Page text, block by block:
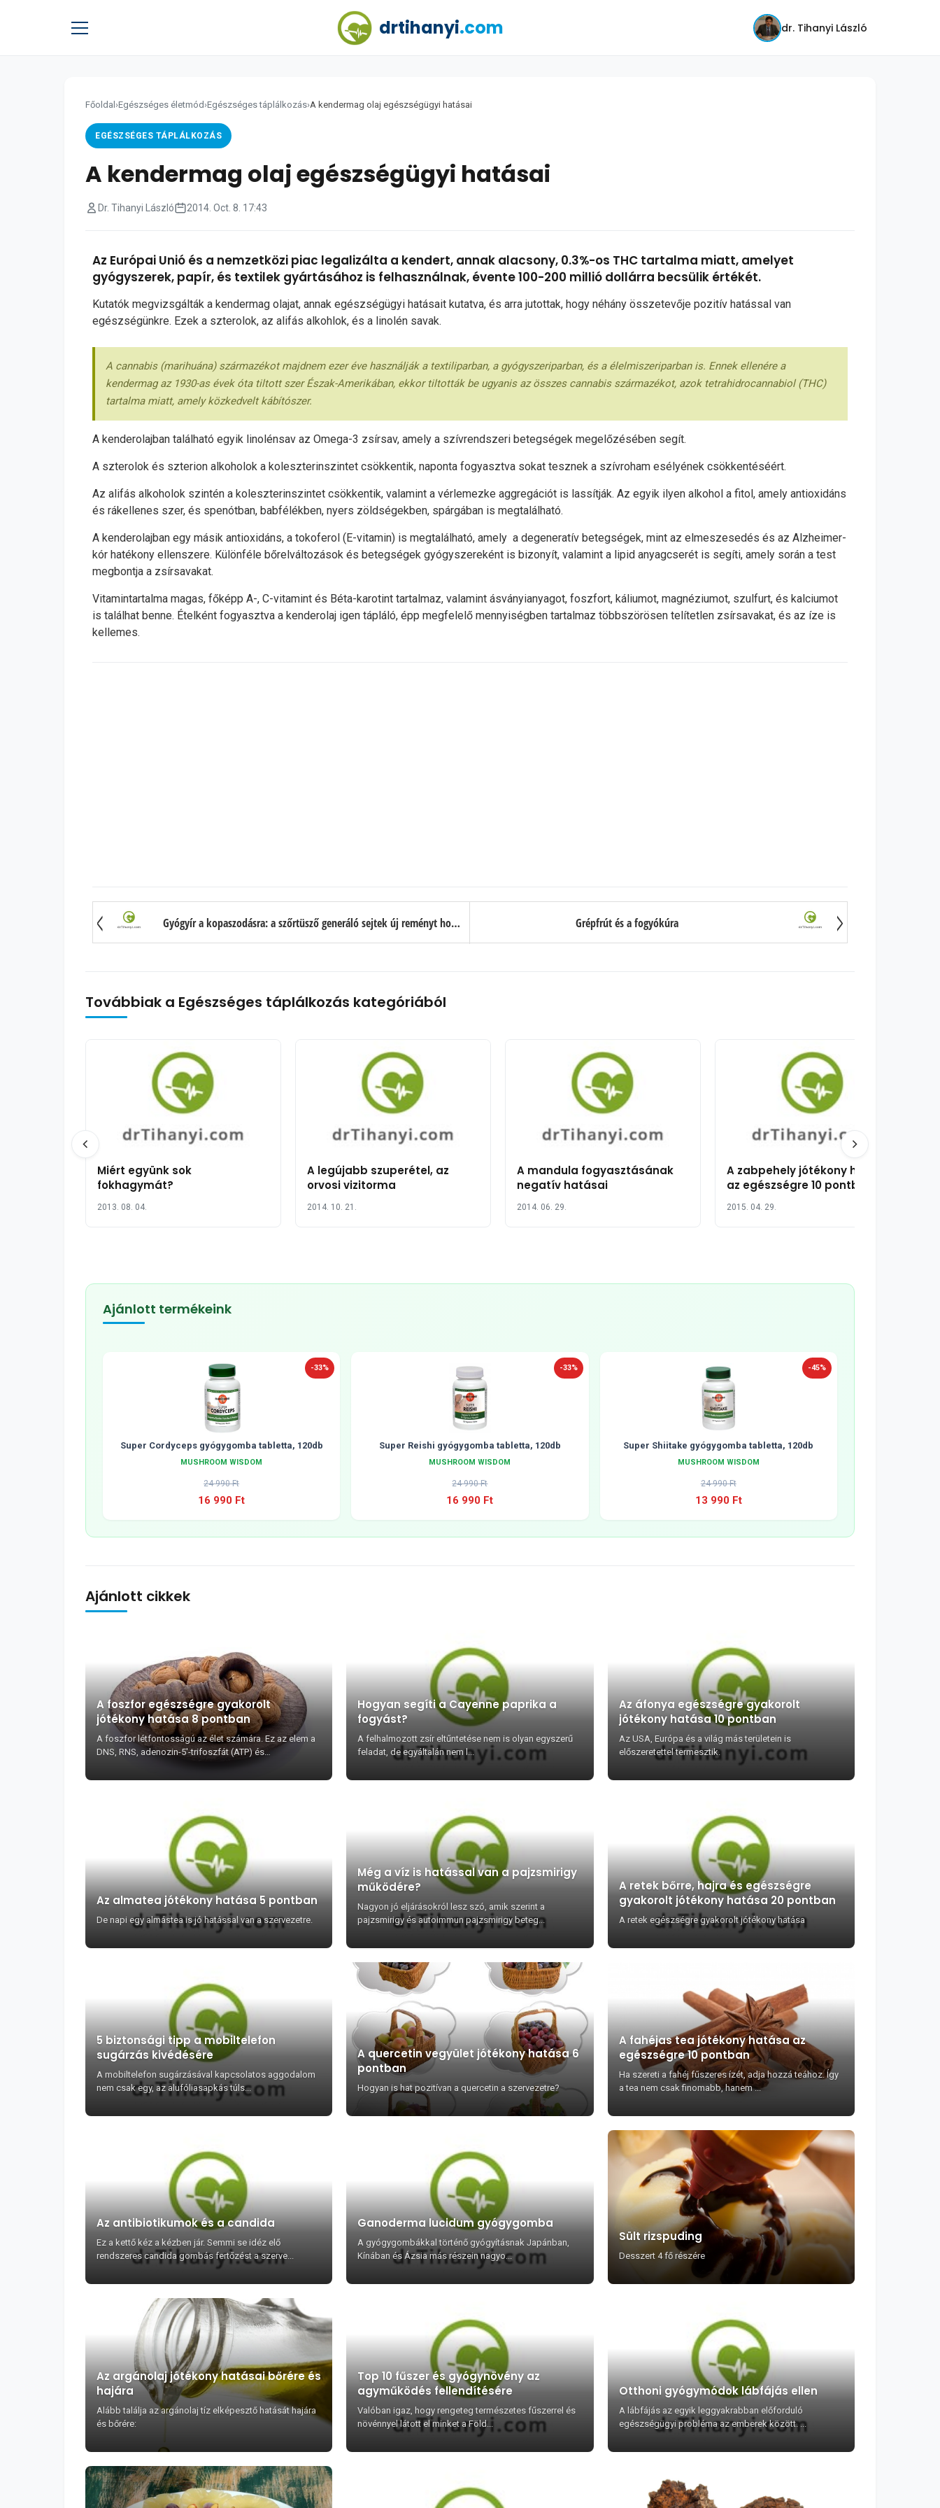
drtihanyi.com dr. Tihanyi László
Főoldal ›Egészséges életmód ›Egészséges táplálkozás›A kendermag olaj egészségügyi hatásai
EGÉSZSÉGES TÁPLÁLKOZÁS
A kendermag olaj egészségügyi hatásai
Dr. Tihanyi László 2014. Oct. 8. 17:43
Az Európai Unió és a nemzetközi piac legalizálta a kendert, annak alacsony, 0.3%-os THC tartalma miatt, amelyet
gyógyszerek, papír, és textilek gyártásához is felhasználnak, évente 100-200 millió dollárra becsülik értékét.
Kutatók megvizsgálták a kendermag olajat, annak egészségügyi hatásait kutatva, és arra jutottak, hogy néhány összetevője pozitív hatással van
egészségünkre. Ezek a szterolok, az alifás alkohlok, és a linolén savak.
A cannabis (marihuána) származékot majdnem ezer éve használják a textiliparban, a gyógyszeriparban, és a élelmiszeriparban is. Ennek ellenére a
kendermag az 1930-as évek óta tiltott szer Észak-Amerikában, ekkor tiltották be ugyanis az összes cannabis származékot, azok tetrahidrocannabiol (THC)
tartalma miatt, amely közkedvelt kábítószer.
A kenderolajban található egyik linolénsav az Omega-3 zsírsav, amely a szívrendszeri betegségek megelőzésében segít.
A szterolok és szterion alkoholok a koleszterinszintet csökkentik, naponta fogyasztva sokat tesznek a szívroham esélyének csökkentéséért.
Az alifás alkoholok szintén a koleszterinszintet csökkentik, valamint a vérlemezke aggregációt is lassítják. Az egyik ilyen alkohol a fitol, amely antioxidáns
és rákellenes szer, és spenótban, babfélékben, nyers zöldségekben, spárgában is megtalálható.
A kenderolajban egy másik antioxidáns, a tokoferol (E-vitamin) is megtalálható, amely a degeneratív betegségek, mint az elmeszesedés és az Alzheimer-
kór hatékony ellenszere. Különféle bőrelváltozások és betegségek gyógyszereként is bizonyít, valamint a lipid anyagcserét is segíti, amely során a test
megbontja a zsírsavakat.
Vitamintartalma magas, főképp A-, C-vitamint és Béta-karotint tartalmaz, valamint ásványianyagot, foszfort, káliumot, magnéziumot, szulfurt, és kalciumot
is találhat benne. Ételként fogyasztva a kenderolaj igen tápláló, épp megfelelő mennyiségben tartalmaz többszörösen telítetlen zsírsavakat, és az íze is
kellemes.
Gyógyír a kopaszodásra: a szőrtüsző generáló sejtek új reményt hoznak Grépfrút és a fogyókúra
Továbbiak a Egészséges táplálkozás kategóriából
Miért együnk sok
fokhagymát?
2013. 08. 04.
A legújabb szuperétel, az
orvosi vizitorma
2014. 10. 21.
A mandula fogyasztásának
negatív hatásai
2014. 06. 29.
A zabpehely jótékony hatása
az egészségre 10 pontban
2015. 04. 29.
Ajánlott termékeink
-33%
Super Cordyceps gyógygomba tabletta, 120db
MUSHROOM WISDOM
24 990 Ft
16 990 Ft
-33%
Super Reishi gyógygomba tabletta, 120db
MUSHROOM WISDOM
24 990 Ft
16 990 Ft
-45%
Super Shiitake gyógygomba tabletta, 120db
MUSHROOM WISDOM
24 990 Ft
13 990 Ft
Ajánlott cikkek
A foszfor egészségre gyakorolt
jótékony hatása 8 pontban
A foszfor létfontosságú az élet számára. Ez az elem a
DNS, RNS, adenozin-5'-trifoszfát (ATP) és
Hogyan segíti a Cayenne paprika a
fogyást?
A felhalmozott zsír eltűntetése nem is olyan egyszerű
feladat, de egyáltalán nem l...
Az áfonya egészségre gyakorolt
jótékony hatása 10 pontban
Az USA, Európa és a világ más területein is
előszeretettel termesztik.
Az almatea jótékony hatása 5 pontban
De napi egy almástea is jó hatással van a szervezetre.
Még a víz is hatással van a pajzsmirigy
működére?
Nagyon jó eljárásokról lesz szó, amik szerint a
pajzsmirigy és autoimmun pajzsmirigy beteg...
A retek bőrre, hajra és egészségre
gyakorolt jótékony hatása 20 pontban
A retek egészségre gyakorolt jótékony hatása
5 biztonsági tipp a mobiltelefon
sugárzás kivédésére
A mobiltelefon sugárzásával kapcsolatos aggodalom
nem csak egy, az alufóliasapkás túls...
A quercetin vegyület jótékony hatása 6
pontban
Hogyan is hat pozitívan a quercetin a szervezetre?
A fahéjas tea jótékony hatása az
egészségre 10 pontban
Ha szereti a fahéj fűszeres ízét, adja hozzá teához. Így
a tea nem csak finomabb, hanem ...
Az antibiotikumok és a candida
Ez a kettő kéz a kézben jár. Semmi se idéz elő
rendszeres candida gombás fertőzést a szerve...
Ganoderma lucidum gyógygomba
A gyógygombákkal történő gyógyításnak Japánban,
Kínában és Ázsia más részein nagyo...
Sült rizspuding
Desszert 4 fő részére
Az argánolaj jótékony hatásai bőrére és
hajára
Alább találja az argánolaj tíz elképesztő hatását hajára
és bőrére:
Top 10 fűszer és gyógynövény az
agyműködés fellendítésére
Valóban igaz, hogy rengeteg természetes fűszerrel és
növénnyel látott el minket a Föld...
Otthoni gyógymódok lábfájás ellen
A lábfájás az egyik leggyakrabban előforduló
egészségügyi probléma az emberek között. ...